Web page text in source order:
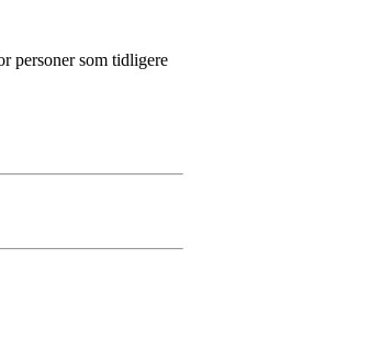
personer som tidligere